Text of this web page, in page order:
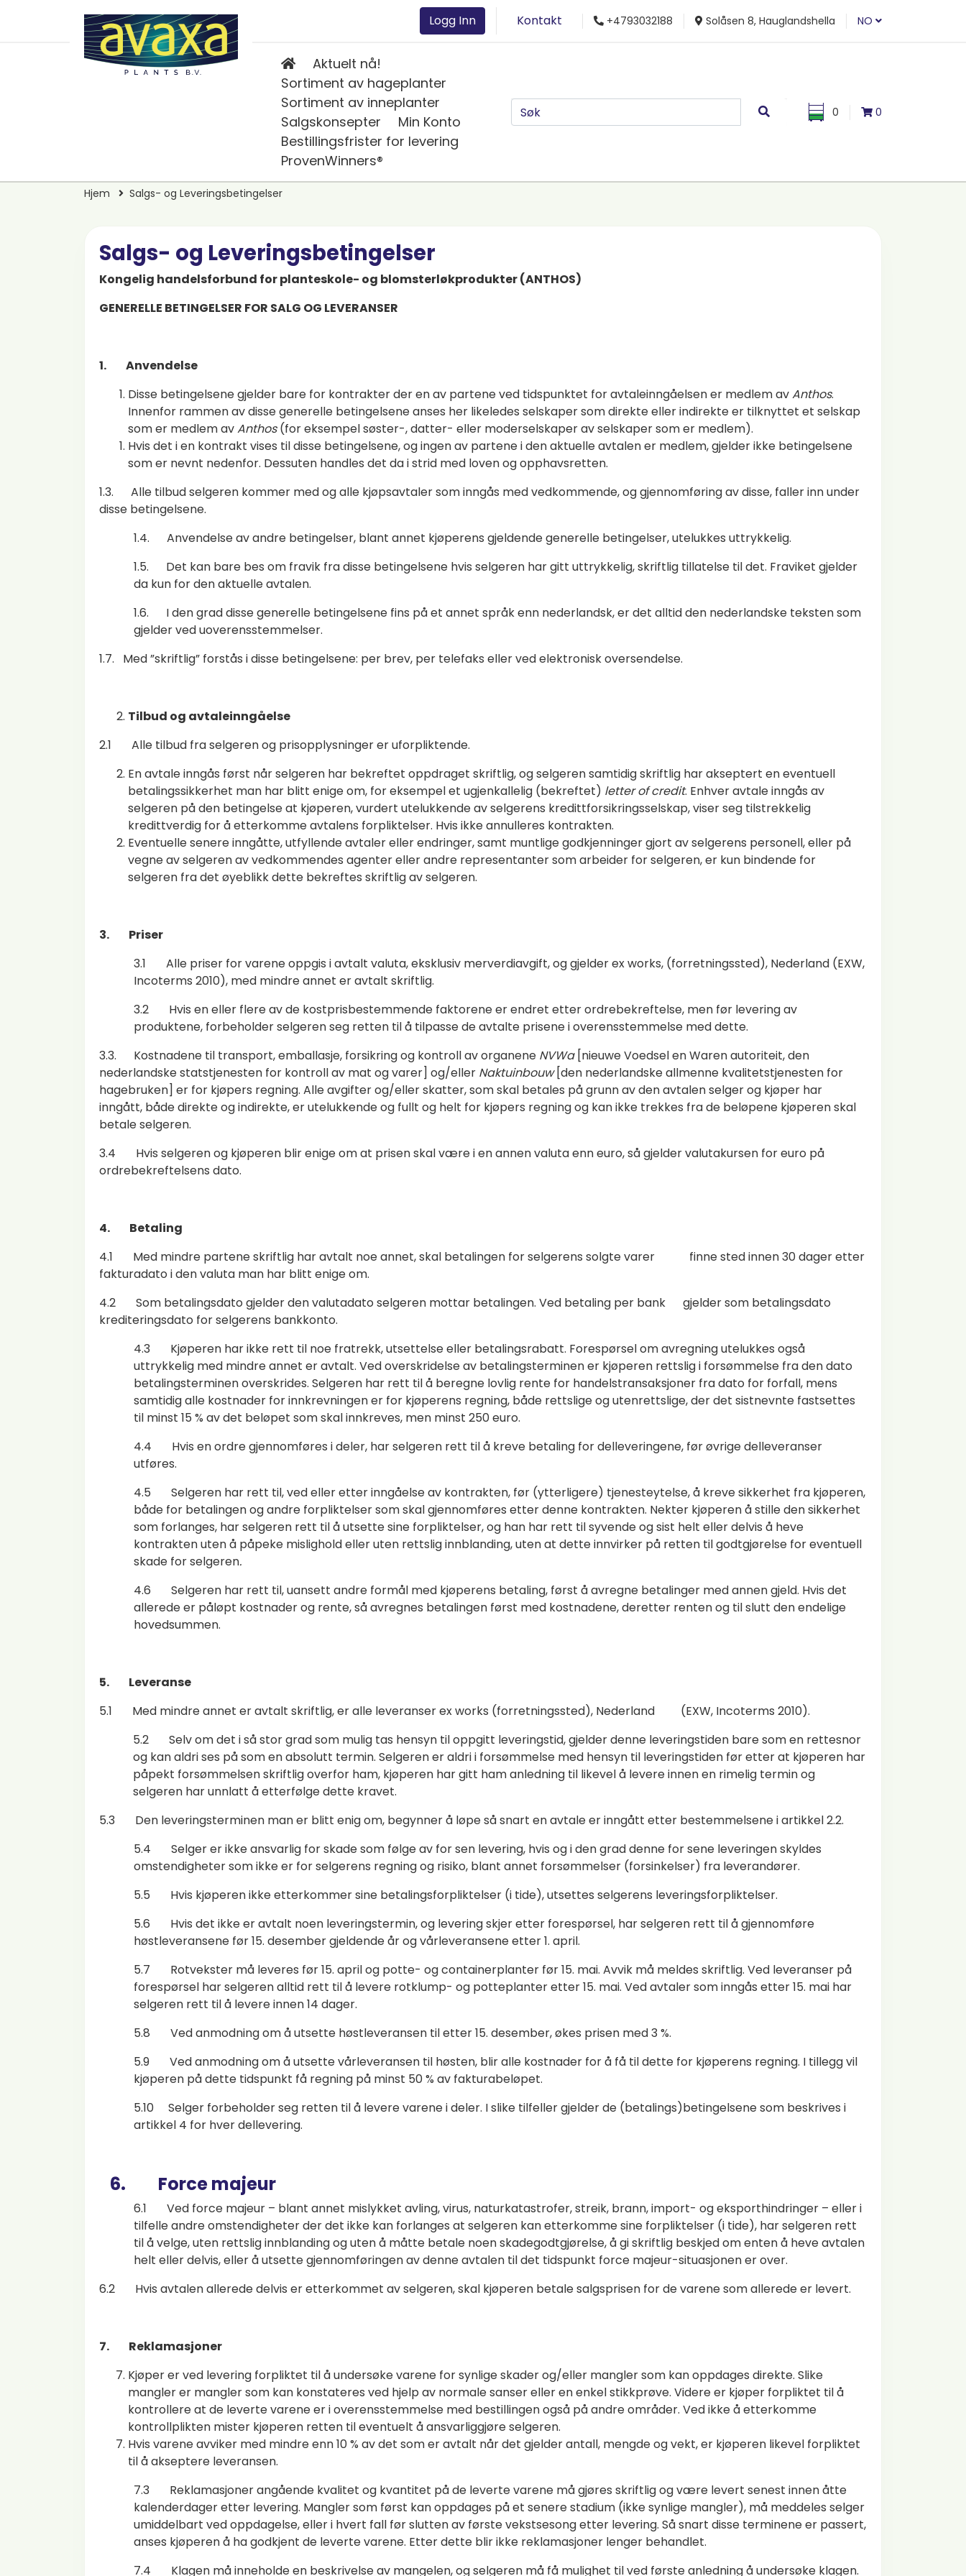
Logg Inn Kontakt +4793032188 Solåsen 8, Hauglandshella NO
Aktuelt nå!
Sortiment av hageplanter
Sortiment av inneplanter
Salgskonsepter
Min Konto
Bestillingsfrister for levering
ProvenWinners®
0 0
Hjem Salgs- og Leveringsbetingelser
Salgs- og Leveringsbetingelser
Kongelig handelsforbund for planteskole- og blomsterløkprodukter (ANTHOS)
GENERELLE BETINGELSER FOR SALG OG LEVERANSER
1. Anvendelse
Disse betingelsene gjelder bare for kontrakter der en av partene ved tidspunktet for avtaleinngåelsen er medlem avAnthos.
Innenfor rammen av disse generelle betingelsene anses her likeledes selskaper som direkte eller indirekte er tilknyttet et selskap
som er medlem avAnthos(for eksempel søster-, datter- eller moderselskaper av selskaper som er medlem).
Hvis det i en kontrakt vises til disse betingelsene, og ingen av partene i den aktuelle avtalen er medlem, gjelder ikke betingelsene
som er nevnt nedenfor. Dessuten handles det da i strid med loven og opphavsretten.
1.3. Alle tilbud selgeren kommer med og alle kjøpsavtaler som inngås med vedkommende, og gjennomføring av disse, faller inn under
disse betingelsene.
1.4. Anvendelse av andre betingelser, blant annet kjøperens gjeldende generelle betingelser, utelukkes uttrykkelig.
1.5. Det kan bare bes om fravik fra disse betingelsene hvis selgeren har gitt uttrykkelig, skriftlig tillatelse til det. Fraviket gjelder
da kun for den aktuelle avtalen.
1.6. I den grad disse generelle betingelsene fins på et annet språk enn nederlandsk, er det alltid den nederlandske teksten som
gjelder ved uoverensstemmelser.
1.7. Med ”skriftlig” forstås i disse betingelsene: per brev, per telefaks eller ved elektronisk oversendelse.
Tilbud og avtaleinngåelse
2.1 Alle tilbud fra selgeren og prisopplysninger er uforpliktende.
En avtale inngås først når selgeren har bekreftet oppdraget skriftlig, og selgeren samtidig skriftlig har akseptert en eventuell
betalingssikkerhet man har blitt enige om, for eksempel et ugjenkallelig (bekreftet) letter of credit. Enhver avtale inngås av
selgeren på den betingelse at kjøperen, vurdert utelukkende av selgerens kredittforsikringsselskap, viser seg tilstrekkelig
kredittverdig for å etterkomme avtalens forpliktelser. Hvis ikke annulleres kontrakten.
Eventuelle senere inngåtte, utfyllende avtaler eller endringer, samt muntlige godkjenninger gjort av selgerens personell, eller på
vegne av selgeren av vedkommendes agenter eller andre representanter som arbeider for selgeren, er kun bindende for
selgeren fra det øyeblikk dette bekreftes skriftlig av selgeren.
3. Priser
3.1 Alle priser for varene oppgis i avtalt valuta, eksklusiv merverdiavgift, og gjelder ex works, (forretningssted), Nederland (EXW,
Incoterms 2010), med mindre annet er avtalt skriftlig.
3.2 Hvis en eller flere av de kostprisbestemmende faktorene er endret etter ordrebekreftelse, men før levering av
produktene, forbeholder selgeren seg retten til å tilpasse de avtalte prisene i overensstemmelse med dette.
3.3. Kostnadene til transport, emballasje, forsikring og kontroll av organene NVWa[nieuwe Voedsel en Waren autoriteit, den
nederlandske statstjenesten for kontroll av mat og varer] og/eller Naktuinbouw[den nederlandske allmenne kvalitetstjenesten for
hagebruken] er for kjøpers regning. Alle avgifter og/eller skatter, som skal betales på grunn av den avtalen selger og kjøper har
inngått, både direkte og indirekte, er utelukkende og fullt og helt for kjøpers regning og kan ikke trekkes fra de beløpene kjøperen skal
betale selgeren.
3.4 Hvis selgeren og kjøperen blir enige om at prisen skal være i en annen valuta enn euro, så gjelder valutakursen for euro på
ordrebekreftelsens dato.
4. Betaling
4.1 Med mindre partene skriftlig har avtalt noe annet, skal betalingen for selgerens solgte varer finne sted innen 30 dager etter
fakturadato i den valuta man har blitt enige om.
4.2 Som betalingsdato gjelder den valutadato selgeren mottar betalingen. Ved betaling per bank gjelder som betalingsdato
krediteringsdato for selgerens bankkonto.
4.3 Kjøperen har ikke rett til noe fratrekk, utsettelse eller betalingsrabatt. Forespørsel om avregning utelukkes også
uttrykkelig med mindre annet er avtalt. Ved overskridelse av betalingsterminen er kjøperen rettslig i forsømmelse fra den dato
betalingsterminen overskrides. Selgeren har rett til å beregne lovlig rente for handelstransaksjoner fra dato for forfall, mens
samtidig alle kostnader for innkrevningen er for kjøperens regning, både rettslige og utenrettslige, der det sistnevnte fastsettes
til minst 15 % av det beløpet som skal innkreves, men minst 250 euro.
4.4 Hvis en ordre gjennomføres i deler, har selgeren rett til å kreve betaling for delleveringene, før øvrige delleveranser
utføres.
4.5 Selgeren har rett til, ved eller etter inngåelse av kontrakten, før (ytterligere) tjenesteytelse, å kreve sikkerhet fra kjøperen,
både for betalingen og andre forpliktelser som skal gjennomføres etter denne kontrakten. Nekter kjøperen å stille den sikkerhet
som forlanges, har selgeren rett til å utsette sine forpliktelser, og han har rett til syvende og sist helt eller delvis å heve
kontrakten uten å påpeke mislighold eller uten rettslig innblanding, uten at dette innvirker på retten til godtgjørelse for eventuell
skade for selgeren.
4.6 Selgeren har rett til, uansett andre formål med kjøperens betaling, først å avregne betalinger med annen gjeld. Hvis det
allerede er påløpt kostnader og rente, så avregnes betalingen først med kostnadene, deretter renten og til slutt den endelige
hovedsummen.
5. Leveranse
5.1 Med mindre annet er avtalt skriftlig, er alle leveranser ex works (forretningssted), Nederland (EXW, Incoterms 2010).
5.2 Selv om det i så stor grad som mulig tas hensyn til oppgitt leveringstid, gjelder denne leveringstiden bare som en rettesnor
og kan aldri ses på som en absolutt termin. Selgeren er aldri i forsømmelse med hensyn til leveringstiden før etter at kjøperen har
påpekt forsømmelsen skriftlig overfor ham, kjøperen har gitt ham anledning til likevel å levere innen en rimelig termin og
selgeren har unnlatt å etterfølge dette kravet.
5.3 Den leveringsterminen man er blitt enig om, begynner å løpe så snart en avtale er inngått etter bestemmelsene i artikkel 2.2.
5.4 Selger er ikke ansvarlig for skade som følge av for sen levering, hvis og i den grad denne for sene leveringen skyldes
omstendigheter som ikke er for selgerens regning og risiko, blant annet forsømmelser (forsinkelser) fra leverandører.
5.5 Hvis kjøperen ikke etterkommer sine betalingsforpliktelser (i tide), utsettes selgerens leveringsforpliktelser.
5.6 Hvis det ikke er avtalt noen leveringstermin, og levering skjer etter forespørsel, har selgeren rett til å gjennomføre
høstleveransene før 15. desember gjeldende år og vårleveransene etter 1. april.
5.7 Rotvekster må leveres før 15. april og potte- og containerplanter før 15. mai. Avvik må meldes skriftlig. Ved leveranser på
forespørsel har selgeren alltid rett til å levere rotklump- og potteplanter etter 15. mai. Ved avtaler som inngås etter 15. mai har
selgeren rett til å levere innen 14 dager.
5.8 Ved anmodning om å utsette høstleveransen til etter 15. desember, økes prisen med 3 %.
5.9 Ved anmodning om å utsette vårleveransen til høsten, blir alle kostnader for å få til dette for kjøperens regning. I tillegg vil
kjøperen på dette tidspunkt få regning på minst 50 % av fakturabeløpet.
5.10 Selger forbeholder seg retten til å levere varene i deler. I slike tilfeller gjelder de (betalings)betingelsene som beskrives i
artikkel 4 for hver dellevering.
6. Force majeur
6.1 Ved force majeur – blant annet mislykket avling, virus, naturkatastrofer, streik, brann, import- og eksporthindringer – eller i
tilfelle andre omstendigheter der det ikke kan forlanges at selgeren kan etterkomme sine forpliktelser (i tide), har selgeren rett
til å velge, uten rettslig innblanding og uten å måtte betale noen skadegodtgjørelse, å gi skriftlig beskjed om enten å heve avtalen
helt eller delvis, eller å utsette gjennomføringen av denne avtalen til det tidspunkt force majeur-situasjonen er over.
6.2 Hvis avtalen allerede delvis er etterkommet av selgeren, skal kjøperen betale salgsprisen for de varene som allerede er levert.
7. Reklamasjoner
Kjøper er ved levering forpliktet til å undersøke varene for synlige skader og/eller mangler som kan oppdages direkte. Slike
mangler er mangler som kan konstateres ved hjelp av normale sanser eller en enkel stikkprøve. Videre er kjøper forpliktet til å
kontrollere at de leverte varene er i overensstemmelse med bestillingen også på andre områder. Ved ikke å etterkomme
kontrollplikten mister kjøperen retten til eventuelt å ansvarliggjøre selgeren.
Hvis varene avviker med mindre enn 10 % av det som er avtalt når det gjelder antall, mengde og vekt, er kjøperen likevel forpliktet
til å akseptere leveransen.
7.3 Reklamasjoner angående kvalitet og kvantitet på de leverte varene må gjøres skriftlig og være levert senest innen åtte
kalenderdager etter levering. Mangler som først kan oppdages på et senere stadium (ikke synlige mangler), må meddeles selger
umiddelbart ved oppdagelse, eller i hvert fall før slutten av første vekstsesong etter levering. Så snart disse terminene er passert,
anses kjøperen å ha godkjent de leverte varene. Etter dette blir ikke reklamasjoner lenger behandlet.
7.4 Klagen må inneholde en beskrivelse av mangelen, og selgeren må få mulighet til ved første anledning å undersøke klagen.